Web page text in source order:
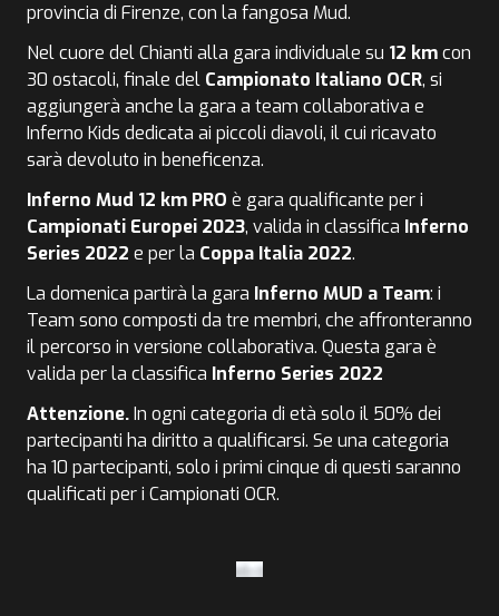
provincia di Firenze, con la fangosa Mud.
Nel cuore del Chianti alla gara individuale su 12 kmcon
30 ostacoli, finale del Campionato Italiano OCR, si
aggiungerà anche la gara a team collaborativa e
Inferno Kids dedicata ai piccoli diavoli, il cui ricavato
sarà devoluto in beneficenza.
Inferno Mud 12 km PRO è gara qualificante per i
Campionati Europei 2023, valida in classifica Inferno
Series 2022 e per la Coppa Italia 2022.
La domenica partirà la gara Inferno MUD a Team: i
Team sono composti da tre membri, che affronteranno
il percorso in versione collaborativa. Questa gara è
valida per la classifica Inferno Series 2022
Attenzione.In ogni categoria di età solo il 50% dei
partecipanti ha diritto a qualificarsi. Se una categoria
ha 10 partecipanti, solo i primi cinque di questi saranno
qualificati per i Campionati OCR.